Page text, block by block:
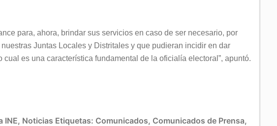
para, ahora, brindar sus servicios en caso de ser necesario, por
Juntas Locales y Distritales y que pudieran incidir en dar
es una característica fundamental de la oficialía electoral”, apuntó.
INE, Noticias Etiquetas: Comunicados, Comunicados de Prensa,